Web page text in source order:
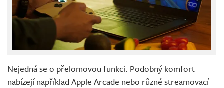
Nejedná se o přelomovou funkci. Podobný komfort
nabízejí například Apple Arcade nebo různé streamovací